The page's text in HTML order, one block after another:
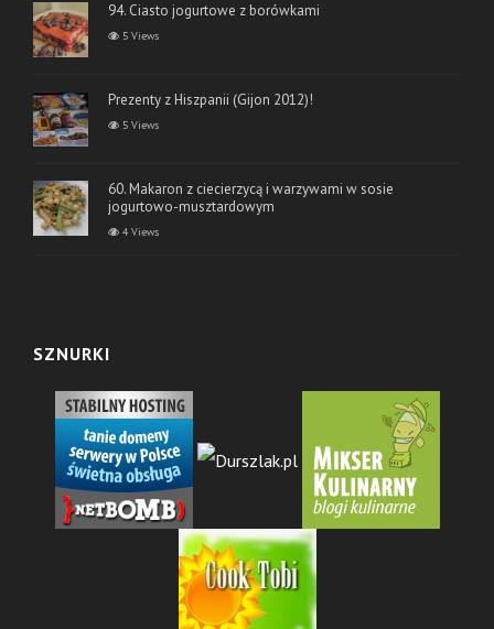
94. Ciasto jogurtowe z borówkami
5 Views
Prezenty z Hiszpanii (Gijon 2012)!
5 Views
60. Makaron z ciecierzycą i warzywami w sosie
jogurtowo-musztardowym
4 Views
SZNURKI